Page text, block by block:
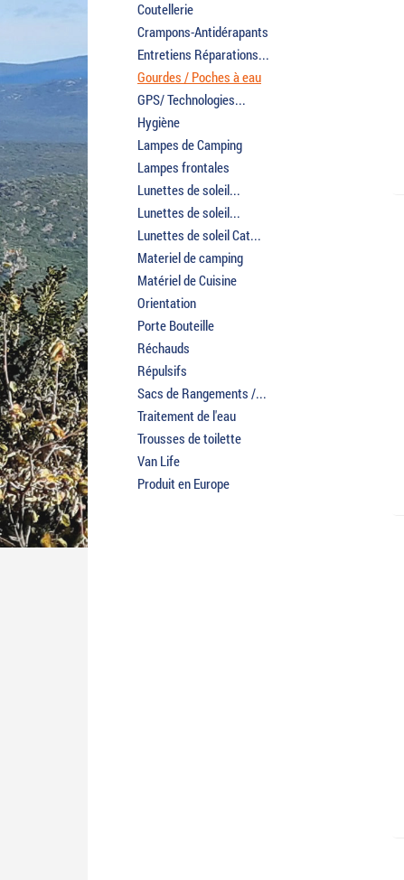
Coutellerie
Crampons-Antidérapants
Entretiens Réparations...
Gourdes / Poches à eau
GPS/ Technologies...
Hygiène
Lampes de Camping
Lampes frontales
Lunettes de soleil...
Lunettes de soleil...
Lunettes de soleil Cat...
Materiel de camping
Matériel de Cuisine
Orientation
Porte Bouteille
Réchauds
Répulsifs
Sacs de Rangements /...
Traitement de l'eau
Trousses de toilette
Van Life
Produit en Europe